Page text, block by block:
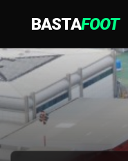
BASTAFOOT